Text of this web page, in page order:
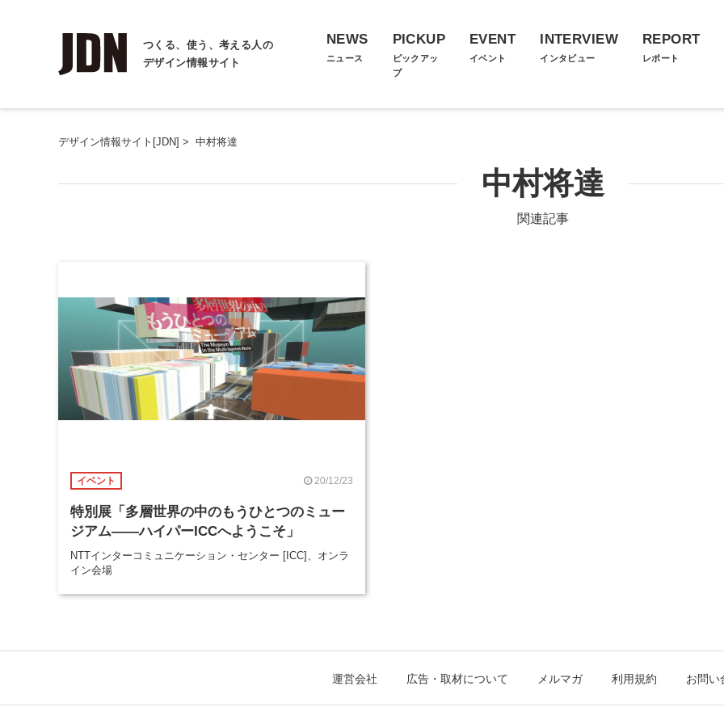
つくる、使う、考える人の
デザイン情報サイト
NEWS
ニュース
PICKUP
ピックアッ
プ
EVENT
イベント
INTERVIEW
インタビュー
REPORT
レポート
デザイン情報サイト[JDN] > 中村将達
中村将達
関連記事
イベント 20/12/23
特別展「多層世界の中のもうひとつのミュー
ジアム——ハイパーICCへようこそ」
NTTインターコミュニケーション・センター [ICC]、オンラ
イン会場
運営会社 広告・取材について メルマガ 利用規約 お問い